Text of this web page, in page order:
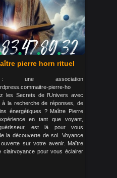
pierre horn rituel
une association
pierre-ho
les Secrets de l’Univers avec
la recherche de réponses, de
énergétiques ? Maître Pierre
en tant que voyant,
est là pour vous
la découverte de soi. Voyance
sur votre avenir. Maître
clairvoyance pour vous éclairer